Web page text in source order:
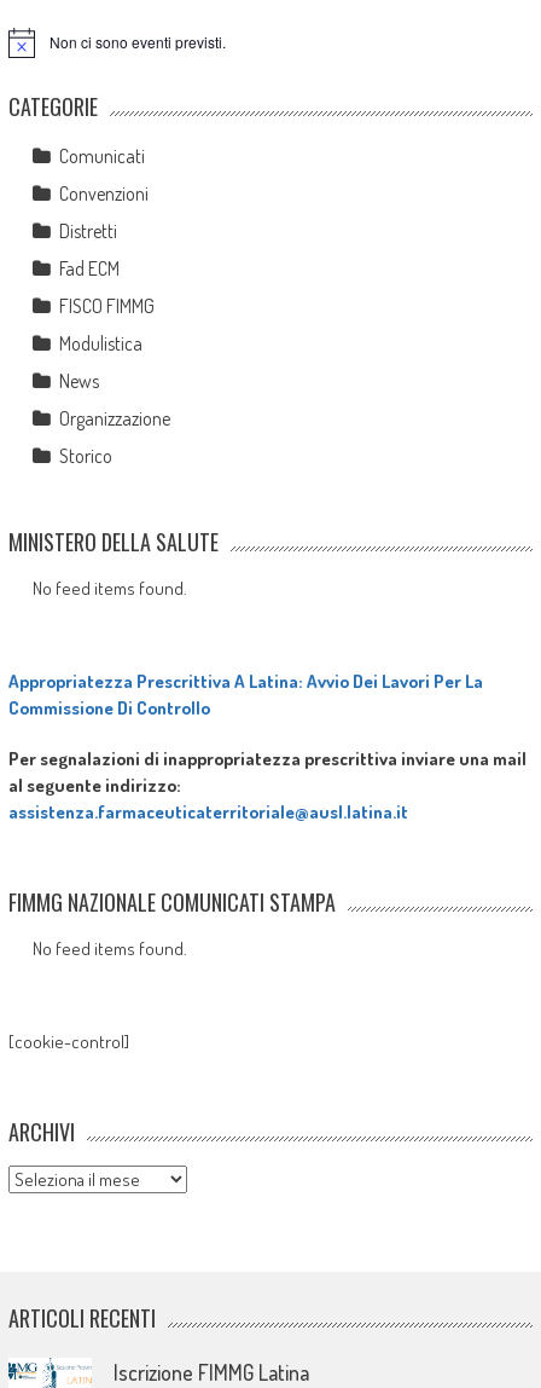
Notice Non ci sono eventi previsti.
CATEGORIE
Comunicati
Convenzioni
Distretti
Fad ECM
FISCO FIMMG
Modulistica
News
Organizzazione
Storico
MINISTERO DELLA SALUTE
No feed items found.
Appropriatezza Prescrittiva A Latina: Avvio Dei Lavori Per La
Commissione Di Controllo
Per segnalazioni di inappropriatezza prescrittiva inviare una mail
al seguente indirizzo:
assistenza.farmaceuticaterritoriale@ausl.latina.it
FIMMG NAZIONALE COMUNICATI STAMPA
No feed items found.
[cookie-control]
ARCHIVI
Archivi
ARTICOLI RECENTI
Iscrizione FIMMG Latina